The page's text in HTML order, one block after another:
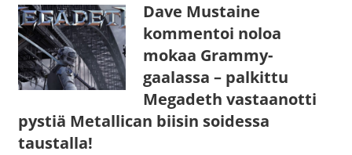
Dave Mustaine
kommentoi noloa
mokaa Grammy-
gaalassa – palkittu
Megadeth vastaanotti
pystiä Metallican biisin soidessa
taustalla!